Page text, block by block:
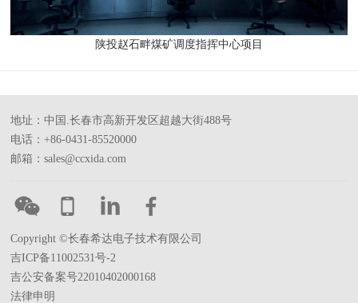
陕投赵石畔煤矿调度指挥中心项目
地址：中国.长春市高新开发区超越大街488号
电话：+86-0431-85520000
邮箱：sales@ccxida.com
Copyright ©长春希达电子技术有限公司
吉ICP备11002531号-2
吉公安备案号22010402000168
法律申明